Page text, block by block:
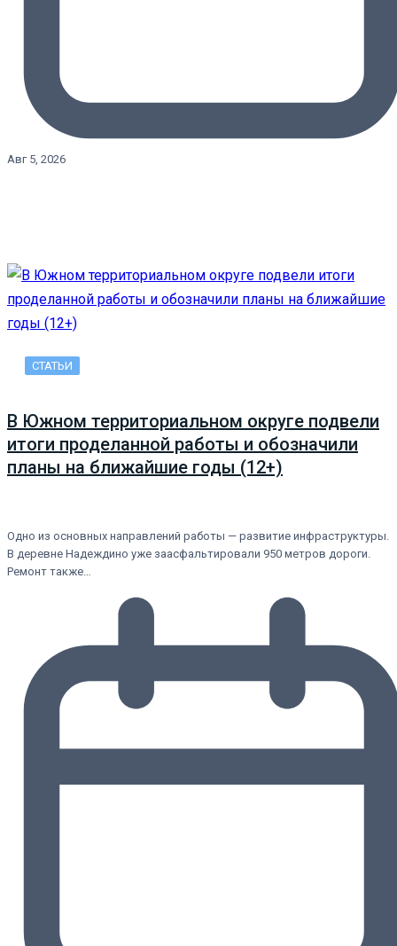
Авг 5, 2026
СТАТЬИ
В Южном территориальном округе подвели
итоги проделанной работы и обозначили
планы на ближайшие годы (12+)
Одно из основных направлений работы — развитие инфраструктуры.
В деревне Надеждино уже заасфальтировали 950 метров дороги.
Ремонт также…